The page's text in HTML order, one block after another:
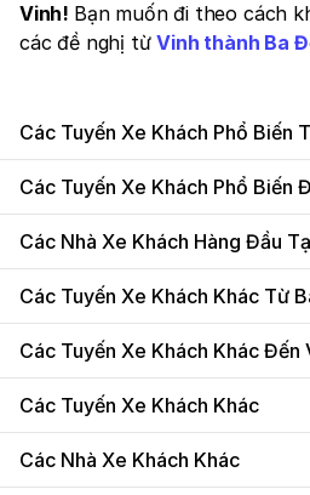
Vinh! Bạn muốn đi theo cách
các đề nghị từVinh thành Ba
Các Tuyến Xe Khách Phổ Biến
Các Tuyến Xe Khách Phổ Biến
Các Nhà Xe Khách Hàng Đầu
Các Tuyến Xe Khách Khác Từ
Các Tuyến Xe Khách Khác Đến
Các Tuyến Xe Khách Khác
Các Nhà Xe Khách Khác